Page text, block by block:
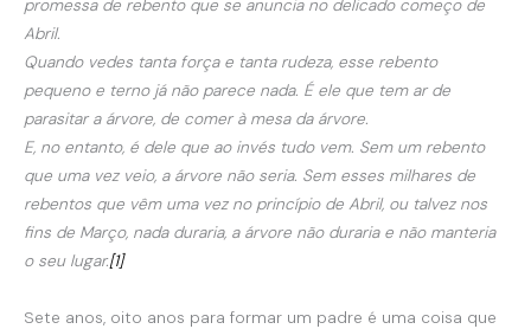
promessa de rebento que se anuncia no delicado começo de
Abril.
Quando vedes tanta força e tanta rudeza, esse rebento
pequeno e terno já não parece nada. É ele que tem ar de
parasitar a árvore, de comer à mesa da árvore.
E, no entanto, é dele que ao invés tudo vem. Sem um rebento
que uma vez veio, a árvore não seria. Sem esses milhares de
rebentos que vêm uma vez no princípio de Abril, ou talvez nos
fins de Março, nada duraria, a árvore não duraria e não manteria
o seu lugar.[1]
Sete anos, oito anos para formar um padre é uma coisa que